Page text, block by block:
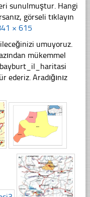
sunulmuştur. Hangi
görseli tıklayın
× 615
umuyoruz.
mükemmel
bayburt_il_haritasi
Aradığınız